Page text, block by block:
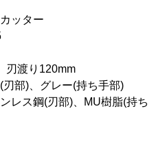
ッター
渡り120mm
部)、グレー(持ち手部)
ス鋼(刃部)、MU樹脂(持ち